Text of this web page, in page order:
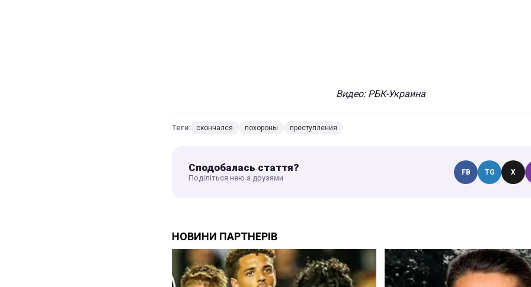
Видео: РБК-Украина
Теги: скончался похороны преступления
Сподобалась стаття?
Поділіться нею з друзями
FB TG X